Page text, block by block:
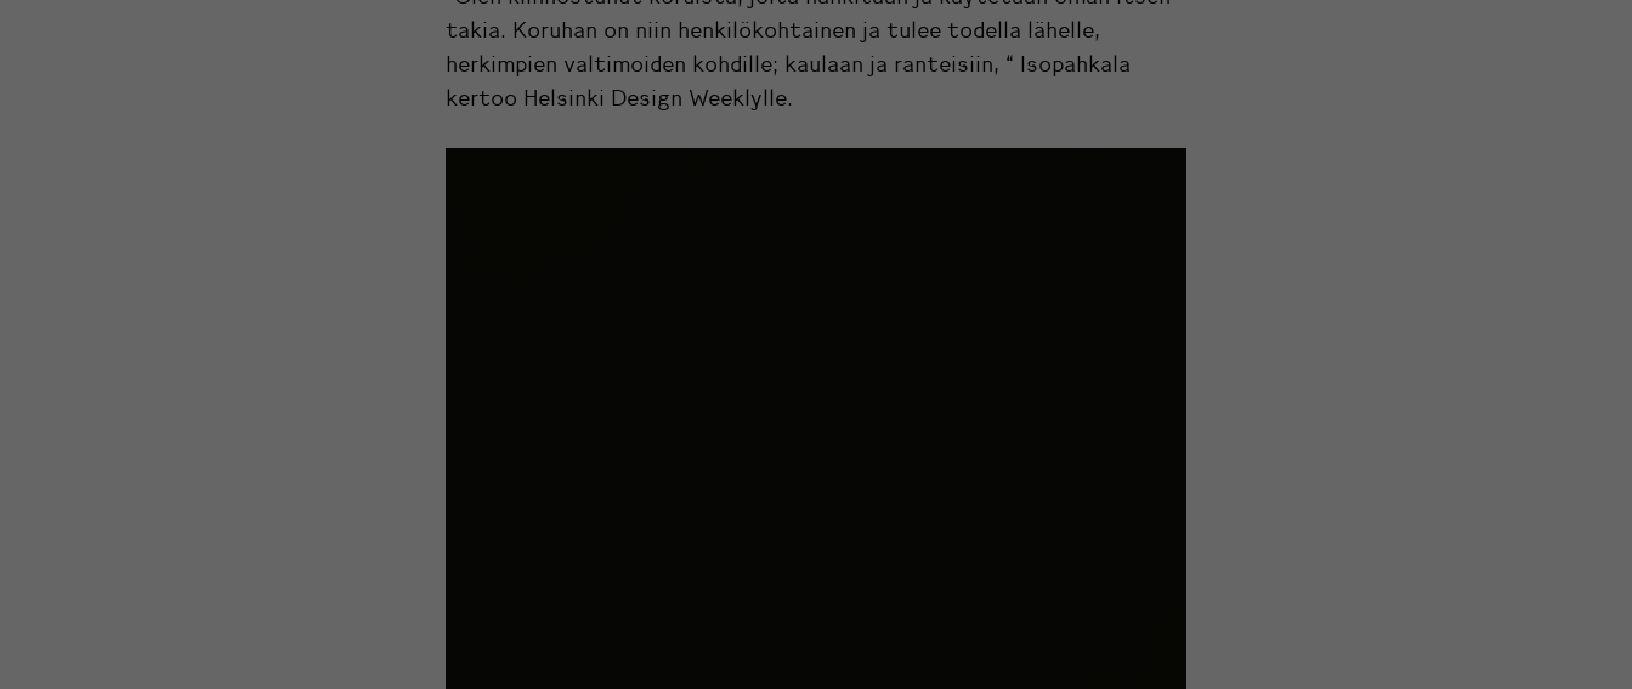
takia. Koruhan on niin henkilökohtainen ja tulee todella lähelle,
herkimpien valtimoiden kohdille; kaulaan ja ranteisiin, “ Isopahkala
kertoo Helsinki Design Weeklylle.